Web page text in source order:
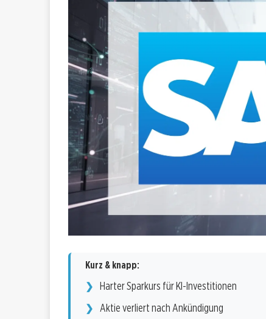
Kurz & knapp:
Harter Sparkurs für KI-Investitionen
Aktie verliert nach Ankündigung